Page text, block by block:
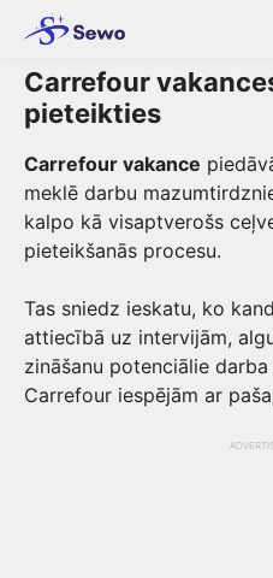
content
Carrefour
pieteikties
Carrefour vakance
meklē darbu
kalpo kā visaptverošs
pieteikšanās procesu.
Tas sniedz ieskatu, ko
attiecībā uz intervijām,
zināšanu potenciālie
Carrefour iespējām ar